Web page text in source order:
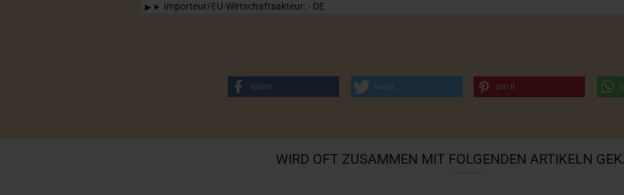
Importeur/EU-Wirtschaftsakteur: - DE
teilen tweet pin it
WIRD OFT ZUSAMMEN MIT FOLGENDEN ARTIKELN